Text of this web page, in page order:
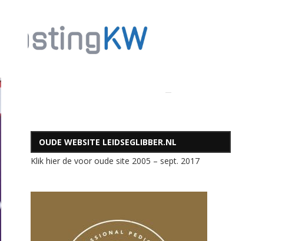
OUDE WEBSITE LEIDSEGLIBBER.NL
Klik hier de voor oude site 2005 – sept. 2017